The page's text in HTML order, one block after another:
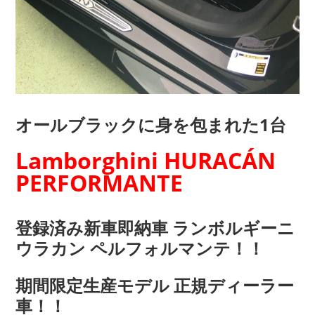
オールブラックに身を包まれた1台
Lamborghini HURACÁN
PERFORMANTE
登録済み新車即納車 ランボルギーニ
ウラカン ペルフォルマンテ！！
期間限定生産モデル 正規ディーラー
車！！